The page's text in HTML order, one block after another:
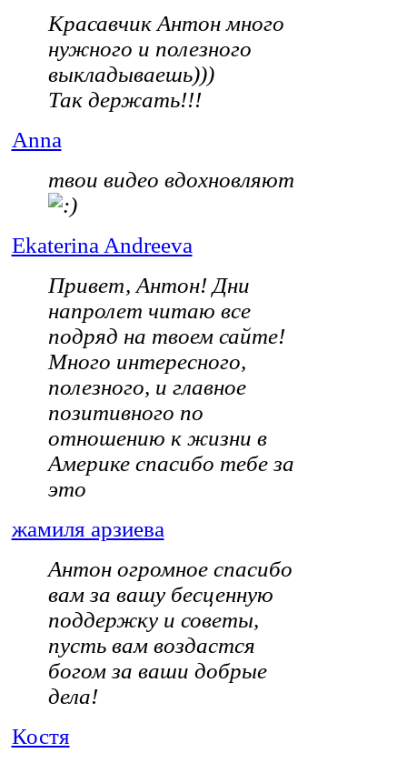
Красавчик Антон много
нужного и полезного
выкладываешь)))
Так держать!!!
Anna
твои видео вдохновляют
Ekaterina Andreeva
Привет, Антон! Дни
напролет читаю все
подряд на твоем сайте!
Много интересного,
полезного, и главное
позитивного по
отношению к жизни в
Америкеспасибо тебе за
это
жамиля арзиева
Антон огромное спасибо
вам за вашу бесценную
поддержку и советы,
пусть вам воздастся
богом за ваши добрые
дела!
Костя